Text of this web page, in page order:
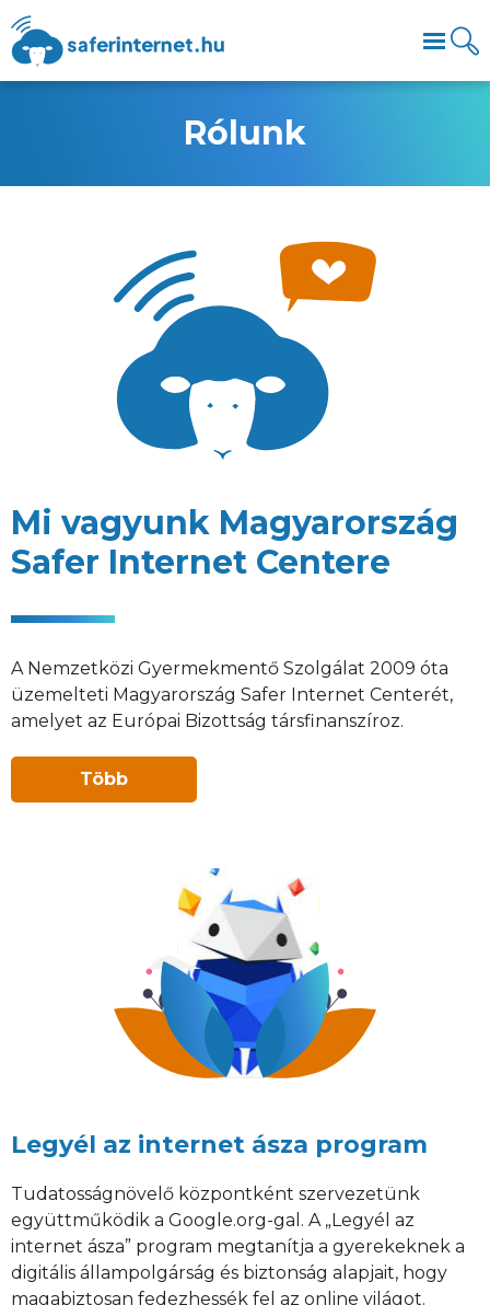
Rólunk
Mi vagyunk Magyarország
Safer Internet Centere
A Nemzetközi Gyermekmentő Szolgálat 2009 óta
üzemelteti Magyarország Safer Internet Centerét,
amelyet az Európai Bizottság társfinanszíroz.
Több
Legyél az internet ásza program
Tudatosságnövelő központként szervezetünk
együttműködik a Google.org-gal. A „Legyél az
internet ásza” program megtanítja a gyerekeknek a
digitális állampolgárság és biztonság alapjait, hogy
magabiztosan fedezhessék fel az online világot.